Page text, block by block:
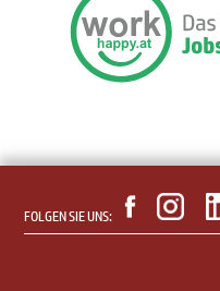
FOLGEN SIE UNS: